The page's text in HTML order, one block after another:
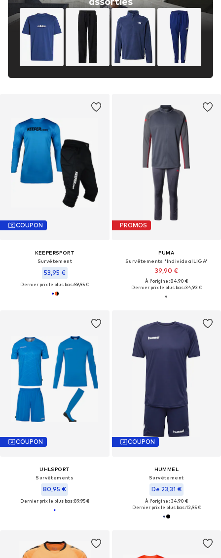
COUPON
KEEPERSPORT
Survêtement
53,95 €
Dernier prix le plus bas :59,95 €
PROMOS
PUMA
Survêtements 'IndividualLIGA'
39,90 €
À l'origine : 84,90 €
Dernier prix le plus bas :34,93 €
COUPON
UHLSPORT
Survêtements
80,95 €
Dernier prix le plus bas :89,95 €
COUPON
HUMMEL
Survêtement
De 23,31 €
À l'origine : 34,90 €
Dernier prix le plus bas :12,95 €